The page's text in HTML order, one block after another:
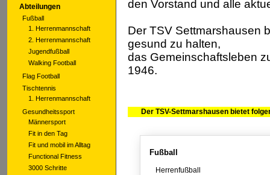
Abteilungen
Fußball
1. Herrenmannschaft
2. Herrenmannschaft
Jugendfußball
Walking Football
Flag Football
Tischtennis
1. Herrenmannschaft
Gesundheitssport
Männersport
Fit in den Tag
Fit und mobil im Alltag
Functional Fitness
3000 Schritte
den Vorstand und alle
Der TSV Settmarshausen
gesund zu halten,
das Gemeinschaftsleben
1946.
Der TSV-Settmarshausen bietet
Fußball
Herrenfußball